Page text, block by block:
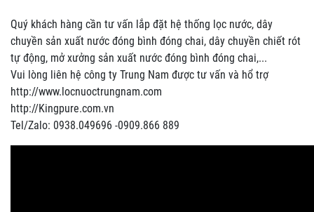
Quý khách hàng cần tư vấn lắp đặt hệ thống lọc nước, dây
chuyền sản xuất nước đóng bình đóng chai, dây chuyền chiết rót
tự động, mở xưởng sản xuất nước đóng bình đóng chai,...
Vui lòng liên hệ công ty Trung Nam được tư vấn và hổ trợ
http://www.locnuoctrungnam.com
http://Kingpure.com.vn
Tel/Zalo: 0938.049696 -0909.866 889